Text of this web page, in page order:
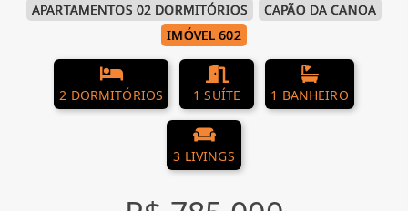
APARTAMENTOS 02 DORMITÓRIOS
CAPÃO DA CANOA
IMÓVEL 602
2 DORMITÓRIOS 1 SUÍTE 1 BANHEIRO
3 LIVINGS